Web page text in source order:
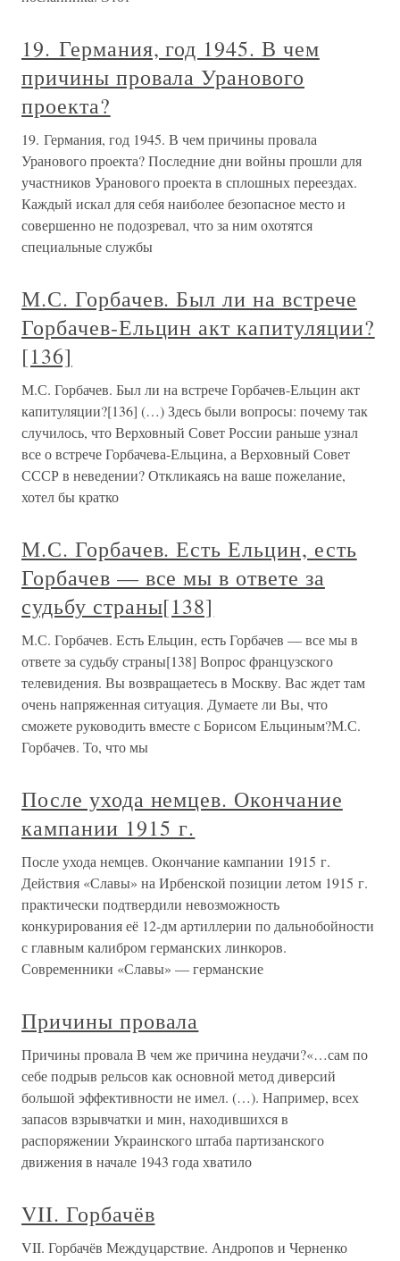
19. Германия, год 1945. В чем
причины провала Уранового
проекта?
19. Германия, год 1945. В чем причины провала
Уранового проекта? Последние дни войны прошли для
участников Уранового проекта в сплошных переездах.
Каждый искал для себя наиболее безопасное место и
совершенно не подозревал, что за ним охотятся
специальные службы
М.С. Горбачев. Был ли на встрече
Горбачев-Ельцин акт капитуляции?
[136]
М.С. Горбачев. Был ли на встрече Горбачев-Ельцин акт
капитуляции?[136] (…) Здесь были вопросы: почему так
случилось, что Верховный Совет России раньше узнал
все о встрече Горбачева-Ельцина, а Верховный Совет
СССР в неведении? Откликаясь на ваше пожелание,
хотел бы кратко
М.С. Горбачев. Есть Ельцин, есть
Горбачев — все мы в ответе за
судьбу страны[138]
М.С. Горбачев. Есть Ельцин, есть Горбачев — все мы в
ответе за судьбу страны[138] Вопрос французского
телевидения. Вы возвращаетесь в Москву. Вас ждет там
очень напряженная ситуация. Думаете ли Вы, что
сможете руководить вместе с Борисом Ельциным?М.С.
Горбачев. То, что мы
После ухода немцев. Окончание
кампании 1915 г.
После ухода немцев. Окончание кампании 1915 г.
Действия «Славы» на Ирбенской позиции летом 1915 г.
практически подтвердили невозможность
конкурирования её 12-дм артиллерии по дальнобойности
с главным калибром германских линкоров.
Современники «Славы» — германские
Причины провала
Причины провала В чем же причина неудачи?«…сам по
себе подрыв рельсов как основной метод диверсий
большой эффективности не имел. (…). Например, всех
запасов взрывчатки и мин, находившихся в
распоряжении Украинского штаба партизанского
движения в начале 1943 года хватило
VII. Горбачёв
VII. Горбачёв Междуцарствие. Андропов и Черненко